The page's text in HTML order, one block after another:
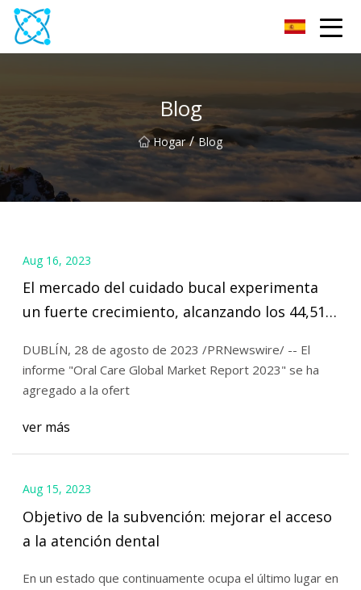
Blog
Hogar / Blog
Aug 16, 2023
El mercado del cuidado bucal experimenta
un fuerte crecimiento, alcanzando los 44,51
compuesta anual del 7,7%
DUBLÍN, 28 de agosto de 2023 /PRNewswire/ -- El
informe "Oral Care Global Market Report 2023" se ha
agregado a la ofert
ver más
Aug 15, 2023
Objetivo de la subvención: mejorar el acceso
a la atención dental
En un estado que continuamente ocupa el último lugar en